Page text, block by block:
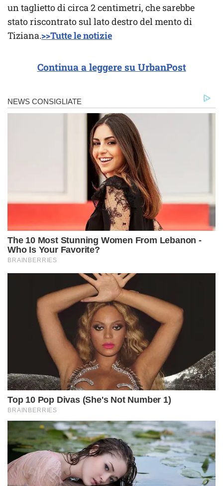
un taglietto di circa 2 centimetri, che sarebbe
stato riscontrato sul lato destro del mento di
Tiziana.>>Tutte le notizie
Continua a leggere su UrbanPost